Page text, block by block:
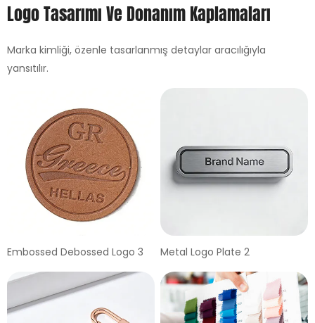
Logo Tasarımı Ve Donanım Kaplamaları
Marka kimliği, özenle tasarlanmış detaylar aracılığıyla
yansıtılır.
Embossed Debossed Logo 3 Metal Logo Plate 2